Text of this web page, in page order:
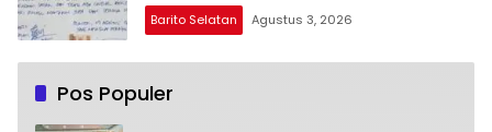
Barito Selatan Agustus 3, 2026
Pos Populer